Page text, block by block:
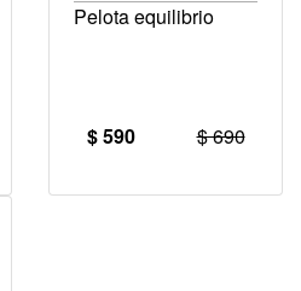
Pelota equilibrio
$ 590 $ 690